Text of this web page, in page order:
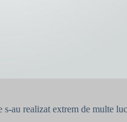
au realizat extrem de multe